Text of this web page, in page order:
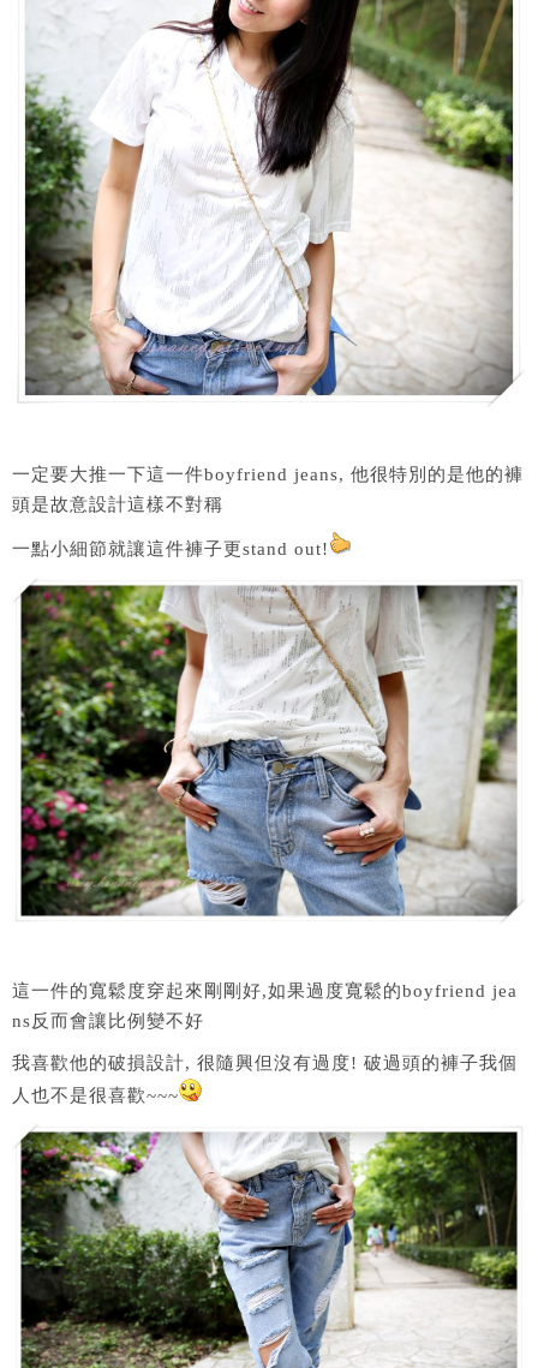
一定要大推一下這一件boyfriend jeans, 他很特別的是他的褲
頭是故意設計這樣不對稱
一點小細節就讓這件褲子更stand out!
這一件的寬鬆度穿起來剛剛好,如果過度寬鬆的boyfriend jea
ns反而會讓比例變不好
我喜歡他的破損設計, 很隨興但沒有過度! 破過頭的褲子我個
人也不是很喜歡~~~